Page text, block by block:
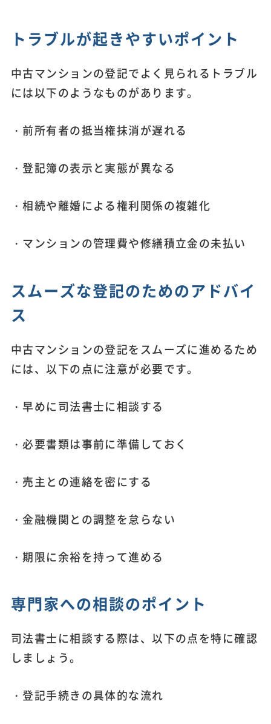
トラブルが起きやすいポイント
中古マンションの登記でよく見られるトラブル
には以下のようなものがあります。
・前所有者の抵当権抹消が遅れる
・登記簿の表示と実態が異なる
・相続や離婚による権利関係の複雑化
・マンションの管理費や修繕積立金の未払い
スムーズな登記のためのアドバイ
ス
中古マンションの登記をスムーズに進めるため
には、以下の点に注意が必要です。
・早めに司法書士に相談する
・必要書類は事前に準備しておく
・売主との連絡を密にする
・金融機関との調整を怠らない
・期限に余裕を持って進める
専門家への相談のポイント
司法書士に相談する際は、以下の点を特に確認
しましょう。
・登記手続きの具体的な流れ